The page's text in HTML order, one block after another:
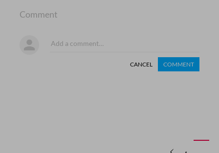
Comment
CANCEL COMMENT